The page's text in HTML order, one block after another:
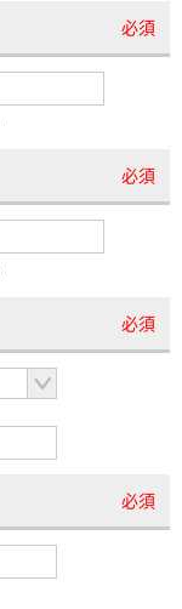
必須
必須
必須
必須